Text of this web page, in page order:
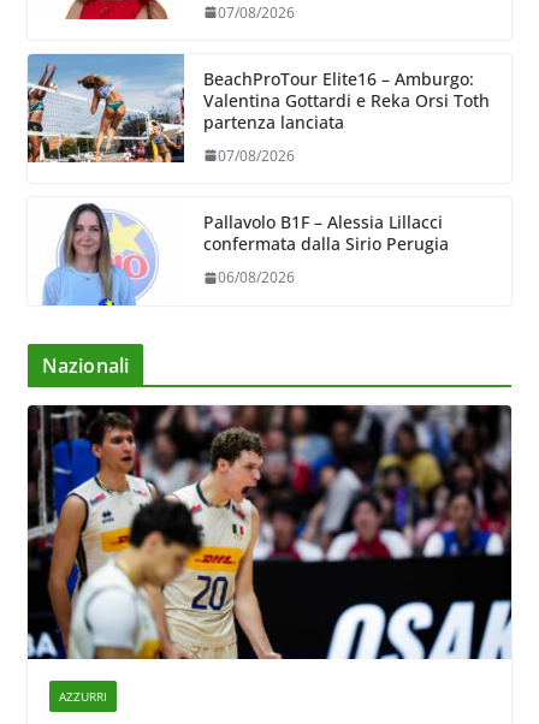
07/08/2026
BeachProTour Elite16 – Amburgo:
Valentina Gottardi e Reka Orsi Toth
partenza lanciata
07/08/2026
Pallavolo B1F – Alessia Lillacci
confermata dalla Sirio Perugia
06/08/2026
Nazionali
AZZURRI